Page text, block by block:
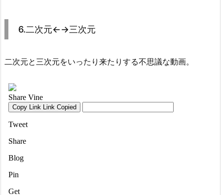
6.二次元←→三次元
二次元と三次元をいったり来たりする不思議な動画。